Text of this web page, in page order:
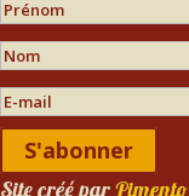
S'abonner
Site créé parPimento